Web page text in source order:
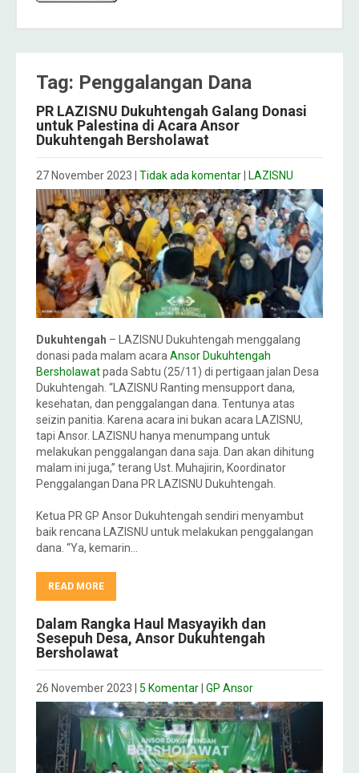
Tag: Penggalangan Dana
PR LAZISNU Dukuhtengah Galang Donasi
untuk Palestina di Acara Ansor
Dukuhtengah Bersholawat
27 November 2023 Tidak ada komentar LAZISNU
Dukuhtengah – LAZISNU Dukuhtengah menggalang
donasi pada malam acara Ansor Dukuhtengah
Bersholawatpada Sabtu (25/11) di pertigaan jalan Desa
Dukuhtengah. “LAZISNU Ranting mensupport dana,
kesehatan, dan penggalangan dana. Tentunya atas
seizin panitia. Karena acara ini bukan acara LAZISNU,
tapi Ansor. LAZISNU hanya menumpang untuk
melakukan penggalangan dana saja. Dan akan dihitung
malam ini juga,” terang Ust. Muhajirin, Koordinator
Penggalangan Dana PR LAZISNU Dukuhtengah.
Ketua PR GP Ansor Dukuhtengah sendiri menyambut
baik rencana LAZISNU untuk melakukan penggalangan
dana. “Ya, kemarin…
READ MORE
Dalam Rangka Haul Masyayikh dan
Sesepuh Desa, Ansor Dukuhtengah
Bersholawat
26 November 2023 5 Komentar GP Ansor